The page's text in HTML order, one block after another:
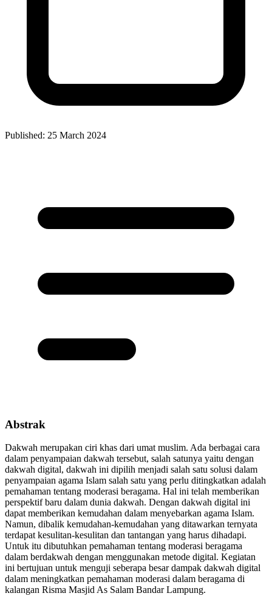
Published: 25 March 2024
Abstrak
Dakwah merupakan ciri khas dari umat muslim. Ada berbagai cara
dalam penyampaian dakwah tersebut, salah satunya yaitu dengan
dakwah digital, dakwah ini dipilih menjadi salah satu solusi dalam
penyampaian agama Islam salah satu yang perlu ditingkatkan adalah
pemahaman tentang moderasi beragama. Hal ini telah memberikan
perspektif baru dalam dunia dakwah. Dengan dakwah digital ini
dapat memberikan kemudahan dalam menyebarkan agama Islam.
Namun, dibalik kemudahan-kemudahan yang ditawarkan ternyata
terdapat kesulitan-kesulitan dan tantangan yang harus dihadapi.
Untuk itu dibutuhkan pemahaman tentang moderasi beragama
dalam berdakwah dengan menggunakan metode digital. Kegiatan
ini bertujuan untuk menguji seberapa besar dampak dakwah digital
dalam meningkatkan pemahaman moderasi dalam beragama di
kalangan Risma Masjid As Salam Bandar Lampung.